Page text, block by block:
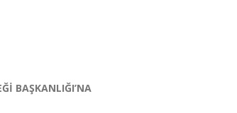
BAŞKANLIĞI’NA